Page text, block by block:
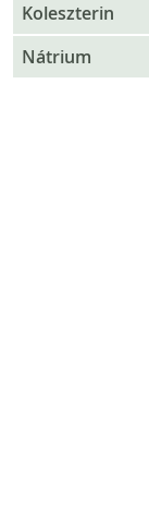
Koleszterin
Nátrium